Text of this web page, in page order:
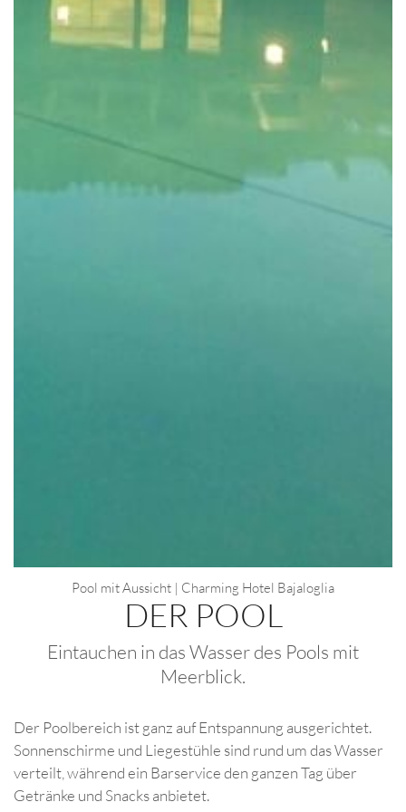
Pool mit Aussicht | Charming Hotel Bajaloglia
DER POOL
Eintauchen in das Wasser des Pools mit
Meerblick.
Der Poolbereich ist ganz auf Entspannung ausgerichtet.
Sonnenschirme und Liegestühle sind rund um das Wasser
verteilt, während ein Barservice den ganzen Tag über
Getränke und Snacks anbietet.